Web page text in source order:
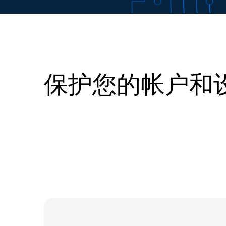
保护您的帐户和